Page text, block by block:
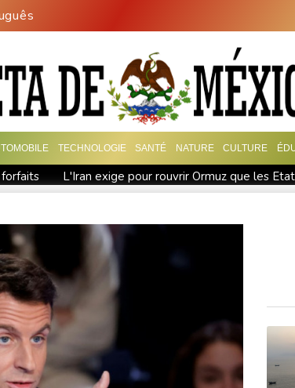
TECHNOLOGIE SANTÉ NATURE CULTURE
L'Iran exige pour rouvrir Ormuz que les
réalisées
à l'école selon la police
éclipses, une opportunité lumineuse pour les